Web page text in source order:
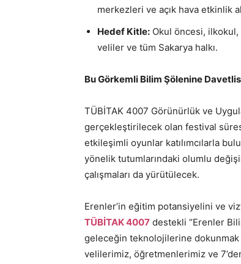
merkezleri ve açık hava etkinlik
Hedef Kitle: Okul öncesi,
veliler ve tüm Sakarya halkı.
Bu Görkemli Bilim Şölenine
TÜBİTAK 4007 Görünürlük ve
gerçekleştirilecek olan festival
etkileşimli oyunlar katılımcılarla
yönelik tutumlarındaki olumlu
çalışmaları da yürütülecek.
Erenler’in eğitim potansiyelini ve
TÜBİTAK 4007 destekli “Erenler
geleceğin teknolojilerine
velilerimiz, öğretmenlerimiz ve